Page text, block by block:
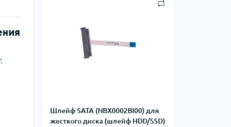
Шлейф SATA (NBX0002BI00) для
жесткого диска (шлейф HDD/SSD)